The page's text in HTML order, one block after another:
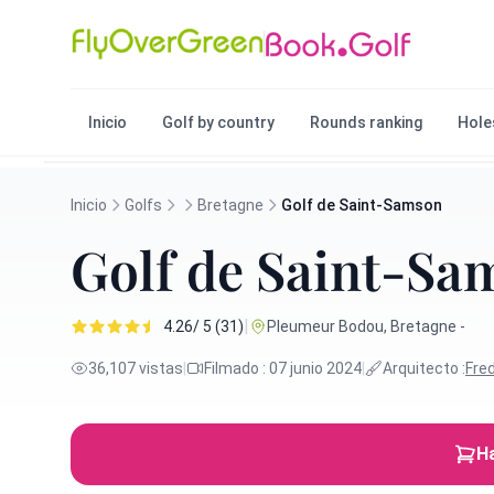
Inicio Golf by country Rounds ranking
Inicio Golfs Bretagne Golf de Saint-Samson
Golf de Saint-
4.26/ 5 (31)| Pleumeur Bodou, Bretagne -
36,107 vistas Filmado : 07 junio 2024 Arquitecto :